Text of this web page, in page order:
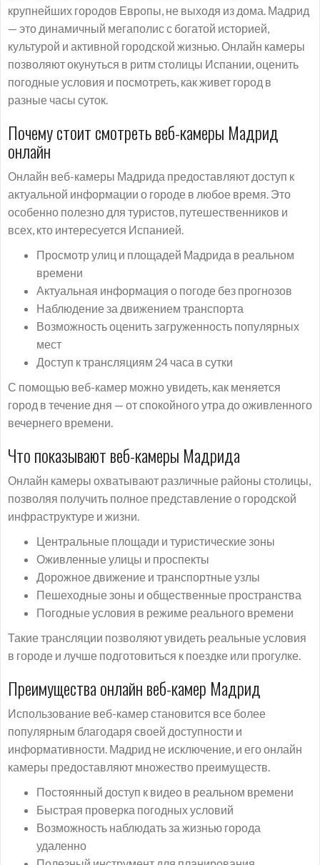
крупнейших городов Европы, не выходя из дома. Мадрид
— это динамичный мегаполис с богатой историей,
культурой и активной городской жизнью. Онлайн камеры
позволяют окунуться в ритм столицы Испании, оценить
погодные условия и посмотреть, как живет город в
разные часы суток.
Почему стоит смотреть веб-камеры Мадрид
онлайн
Онлайн веб-камеры Мадрида предоставляют доступ к
актуальной информации о городе в любое время. Это
особенно полезно для туристов, путешественников и
всех, кто интересуется Испанией.
Просмотр улиц и площадей Мадрида в реальном
времени
Актуальная информация о погоде без прогнозов
Наблюдение за движением транспорта
Возможность оценить загруженность популярных
мест
Доступ к трансляциям 24 часа в сутки
С помощью веб-камер можно увидеть, как меняется
город в течение дня — от спокойного утра до оживленного
вечернего времени.
Что показывают веб-камеры Мадрида
Онлайн камеры охватывают различные районы столицы,
позволяя получить полное представление о городской
инфраструктуре и жизни.
Центральные площади и туристические зоны
Оживленные улицы и проспекты
Дорожное движение и транспортные узлы
Пешеходные зоны и общественные пространства
Погодные условия в режиме реального времени
Такие трансляции позволяют увидеть реальные условия
в городе и лучше подготовиться к поездке или прогулке.
Преимущества онлайн веб-камер Мадрид
Использование веб-камер становится все более
популярным благодаря своей доступности и
информативности. Мадрид не исключение, и его онлайн
камеры предоставляют множество преимуществ.
Постоянный доступ к видео в реальном времени
Быстрая проверка погодных условий
Возможность наблюдать за жизнью города
удаленно